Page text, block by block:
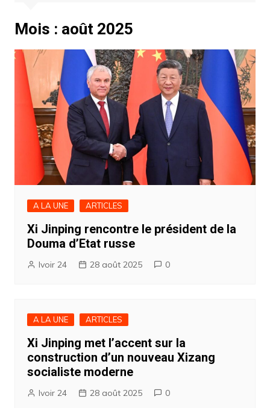
Mois : août 2025
A LA UNE ARTICLES
Xi Jinping rencontre le président de la
Douma d’Etat russe
Ivoir 24 28 août 2025 0
A LA UNE ARTICLES
Xi Jinping met l’accent sur la
construction d’un nouveau Xizang
socialiste moderne
Ivoir 24 28 août 2025 0